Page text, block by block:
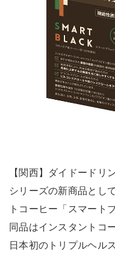
【関西】ダイドードリ
シリーズの新商品とし
トコーヒー「スマート
同品はインスタントコ
日本初のトリプルヘル